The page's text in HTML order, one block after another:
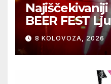
BEER FEST
9.kolovoza
8 KOLOVOZA, 2026